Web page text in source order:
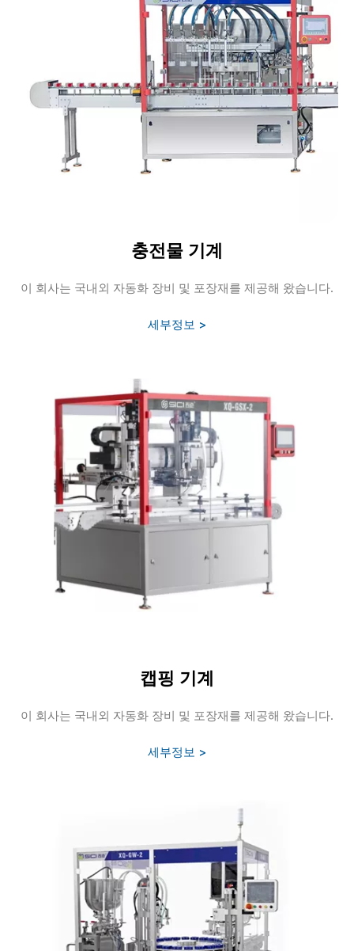
충전물 기계
이 회사는 국내외 자동화 장비 및 포장재를 제공해 왔습니다.
세부정보 >
캡핑 기계
이 회사는 국내외 자동화 장비 및 포장재를 제공해 왔습니다.
세부정보 >